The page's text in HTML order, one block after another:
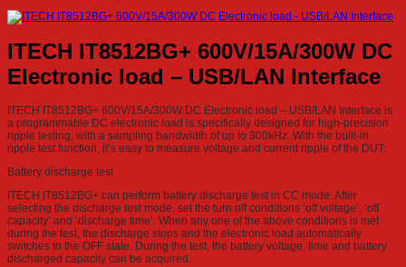
ITECH IT8512BG+ 600V/15A/300W DC
Electronic load – USB/LAN Interface
ITECH IT8512BG+ 600V/15A/300W DC Electronic load – USB/LAN Interface is
a programmable DC electronic load is specifically designed for high-precision
ripple testing, with a sampling bandwidth of up to 300kHz. With the built-in
ripple test function, it’s easy to measure voltage and current ripple of the DUT.
Battery discharge test
ITECH IT8512BG+ can perform battery discharge test in CC mode. After
selecting the discharge test mode, set the turn off conditions ‘off voltage’, ‘off
capacity’ and ‘discharge time’. When any one of the above conditions is met
during the test, the discharge stops and the electronic load automatically
switches to the OFF state. During the test, the battery voltage, time and battery
discharged capacity can be acquired.